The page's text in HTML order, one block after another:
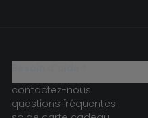
contactez-nous
questions fréquentes